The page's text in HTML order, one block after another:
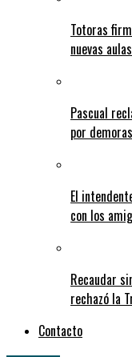
Totoras
nuevas
Pascual
por
El
con los
Recaudar
rechazó la
Contacto